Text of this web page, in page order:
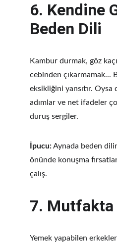
6. Kendine
Beden Dili
Kambur durmak, göz
cebinden çıkarmamak...
eksikliğini yansıtır. Oysa
adımlar ve net ifadeler
duruş sergiler.
İpucu: Aynada beden
önünde konuşma
çalış.
7.
Yemek yapabilen